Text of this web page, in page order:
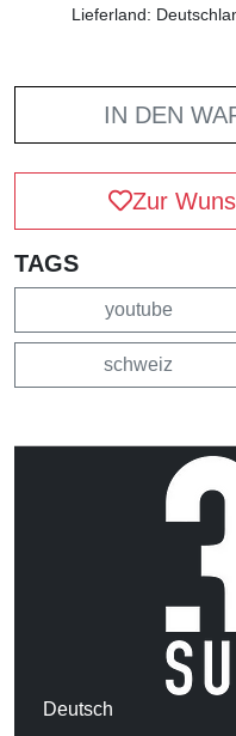
Lieferland:
IN DEN
Zur
TAGS
youtube
schweiz
Deutsch